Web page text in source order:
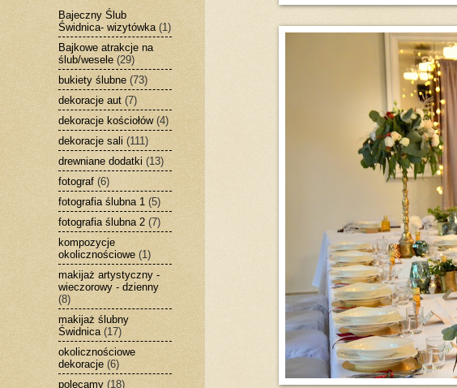
Bajeczny Ślub
Świdnica- wizytówka (1)
Bajkowe atrakcje na
ślub/wesele (29)
bukiety ślubne (73)
dekoracje aut (7)
dekoracje kościołów (4)
dekoracje sali (111)
drewniane dodatki (13)
fotograf (6)
fotografia ślubna 1 (5)
fotografia ślubna 2 (7)
kompozycje
okolicznościowe (1)
makijaż artystyczny -
wieczorowy - dzienny
(8)
makijaż ślubny
Świdnica (17)
okolicznościowe
dekoracje (6)
polecamy (18)